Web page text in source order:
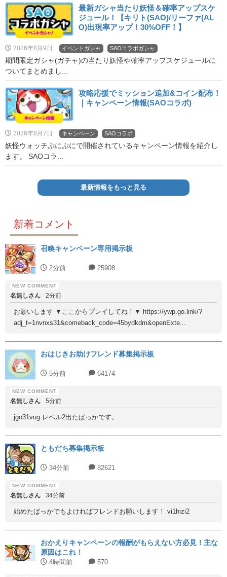
最新ガシャ当たり妖怪＆確率アップスケ
ジュール！【キリト(SAO)/リーファ(AL
O)出現率アップ！30%OFF！】
2026年8月9日 イベントガシャ SAOコラボガシャ
期間限定ガシャ(ガチャ)の当たり妖怪や確率アップスケジュールに
ついてまとめまし...
攻略応援でミッション追加&コイン配布！
｜キャンペーン情報(SAOコラボ)
2026年8月7日 キャンペーン SAOコラボ
妖怪ウォッチぷにぷにで開催されているキャンペーン情報を紹介し
ます。 SAOコラ...
最新情報をもっと見る
新着コメント
召喚キャンペーン専用掲示板
2分前 25908
名無しさん 2分前
お願いします ▼ここからプレイしてね！▼ https://ywp.go.link/?
adj_t=1nvnxs31&comeback_code=45bydkdm&openExte...
おはじきお助けフレンド募集掲示板
5分前 64174
名無しさん 5分前
jgo31vug レベル2出たばっかです。
ともだち募集掲示板
34分前 82621
名無しさん 34分前
始めたばっかでもよければフレンドお願いします！ vi1hizi2
おかえりキャンペーンの報酬がもらえない方必見！主な
原因はこれ！
4時間前 570